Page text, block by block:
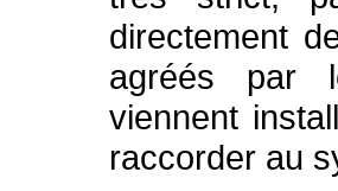
directement
agréés par
viennent
raccorder au